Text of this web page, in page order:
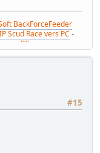
BackForceFeeder
Scud Race vers PC -
vers PC
#15